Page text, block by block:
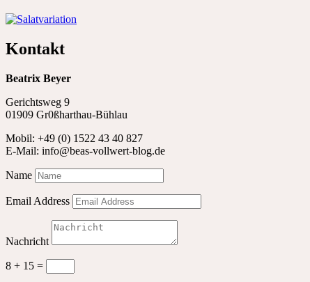
Kontakt
Beatrix Beyer
Gerichtsweg 9
01909 Gr0ßharthau-Bühlau
Mobil: +49 (0) 1522 43 40 827
E-Mail: info@beas-vollwert-blog.de
Name
Email Address
Nachricht
8 + 15 =